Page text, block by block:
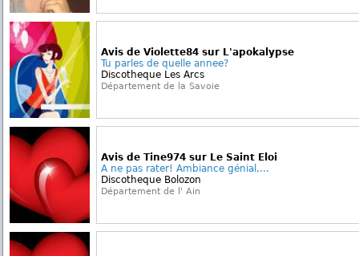
Avis de Violette84 sur L'apokalypse
Tu parles de quelle annee?
Discotheque Les Arcs
Département de la Savoie
Avis de Tine974 sur Le Saint Eloi
A ne pas rater! Ambiance génial,...
Discotheque Bolozon
Département de l' Ain